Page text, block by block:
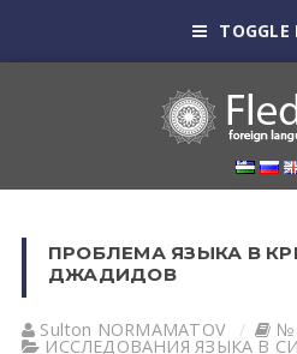
TOGGLE
ПРОБЛЕМА ЯЗЫКА В
ДЖАДИДОВ
Sulton NORMАMАTOV №
ИССЛЕДОВАНИЯ ЯЗЫКА В